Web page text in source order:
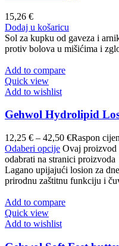
15,26 €
Dodaj u košaricu
Sol za kupku od gaveza i
protiv bolova u mišićima i
Add to compare
Quick view
Add to wishlist
Gehwol Hydrolipid
12,25 € – 42,50 €Raspon
Odaberi opcije Ovaj proizvod
odabrati na stranici proizvoda
Lagano upijajući losion za
prirodnu zaštitnu funkciju i
Add to compare
Quick view
Add to wishlist